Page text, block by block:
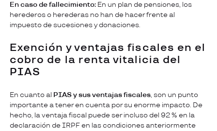
En caso de fallecimiento: En un plan de pensiones, los
herederos o herederas no han de hacer frente al
impuesto de sucesiones y donaciones.
Exención y ventajas fiscales en el
cobro de la renta vitalicia del
PIAS
En cuanto al PIAS y sus ventajas fiscales, son un punto
importante a tener en cuenta por su enorme impacto. De
hecho, la ventaja fiscal puede ser incluso del 92 % en la
declaración de IRPF en las condiciones anteriormente